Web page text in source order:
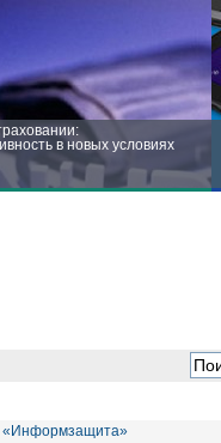
в новых условиях